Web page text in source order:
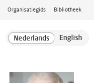
Organisatiegids Bibliotheek